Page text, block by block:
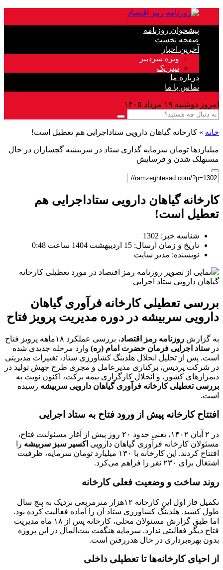
پیشخوان روزنامه
صفحه نخست
آخرین اخبار
ویژه سردبیر
تیتر یک
درباره ما
تماس با ما
امروز دوشنبه ۱۹ مرداد ۱۴۰۵
خانه » کارخانه گیاهان دارویی ستاداجرایی هم تعطیل است!
میلیاردها تومان سرمایه گذاری ستاد در سربیشه گچساران در حال
مستهلک شدن و فرسایش
کارخانه گیاهان دارویی ستاداجرایی هم
تعطیل است!
شناسه خبر: 1302
تاریخ و زمان ارسال: 15 اردیبهشت 1404 ساعت 0:48
نویسنده: مدیر سایت
بررسی تعطیلی کارخانه فرآوری گیاهان
دارویی سربیشه در دوره مدیریت پرویز فتاح
به گزارش روزنامه رمز اقتصاد
، بررسی عملکرد ۱۸ماهه پرویز فتاح
در ستاد اجرایی فرمان حضرت امام (ره) وارد مرحله جدیدی شده
است. پس از تحلیل انحلال هلدینگ کشاورزی ستاد، تغییرات مدیریتی
در شرکت پردیس، برکناری مدیرعامل و مجری طرح جهش تولید در
دیمزارهای کشور، و انحلال کارگزاری بیمه برکت، اکنون نوبت به
بررسی تعطیلی کارخانه فرآوری گیاهان دارویی سربیشه رسیده
است.
افتتاح کارخانه پیش از ورود فتاح به ستاد اجرایی
در ۲ آبان ۱۴۰۲، یعنی حدود ۲۰ روز پیش از آغاز مسئولیت فتاح،
مسئولان کارخانه فرآوری گیاهان دارویی اکسیر سبز سربیشه را
افتتاح کردند. این کارخانه با ۱۳۰ میلیارد تومان سرمایه، ظرفیت
اشتغال برای ۲۳۰ نفر را فراهم می‌کرد.
روند ساخت و وضعیت فعلی کارخانه
تکمیل فاز اول این کارخانه ۱۲هزار مترمربعی نزدیک به پنج سال
طول کشید. هلدینگ کشاورزی ستاد آن را آماده فعالیت کرده بود.
اما طبق گزارش مسئولان محلی، کارخانه پس از ۱۸ ماه مدیریت
فتاح دیگر فعالیتی ندارد. سرمایه هنگفت بیت‌المال در این پروژه
بدون بهره‌برداری در حال هدررفتن است.
از احیای کارخانه‌ها تا تعطیلی داخلی